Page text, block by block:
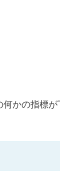
かの指標